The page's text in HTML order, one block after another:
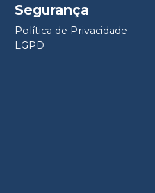
Segurança
Política de Privacidade -
LGPD